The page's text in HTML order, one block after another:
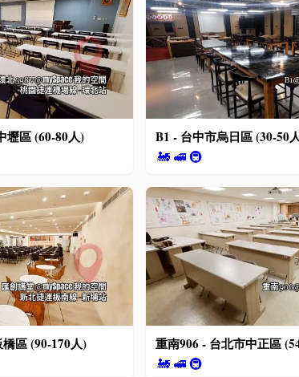
壢區 (60-80人) B1 - 台中市烏日區 (30-50
🚂 🚅🚇
區 (90-170人) 重南906 - 台北市中正區
🚂 🚅🚇